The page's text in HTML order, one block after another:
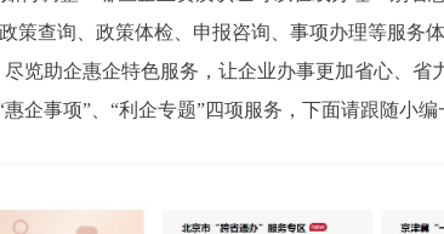
查询、政策体检、申报咨询、事项办理等服务体
览助企惠企特色服务，让企业办事更加省心、省
事项”、“利企专题”四项服务，下面请跟随小编